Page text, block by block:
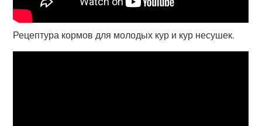
Рецептура кормов для молодых кур и кур несушек.